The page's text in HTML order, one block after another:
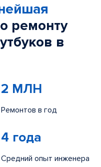
ремонту
в
2 МЛН
Ремонтов в год
4 года
Средний опыт инженера